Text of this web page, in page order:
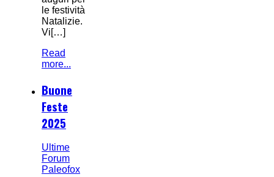
le festività
Natalizie.
Vi[…]
Read
more...
Buone
Feste
2025
Ultime
Forum
Paleofox